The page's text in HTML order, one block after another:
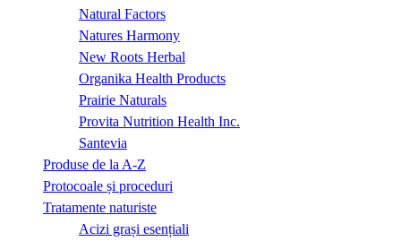
Natural Factors
Natures Harmony
New Roots Herbal
Organika Health Products
Prairie Naturals
Provita Nutrition Health Inc.
Santevia
Produse de la A-Z
Protocoale și proceduri
Tratamente naturiste
Acizi grași esențiali